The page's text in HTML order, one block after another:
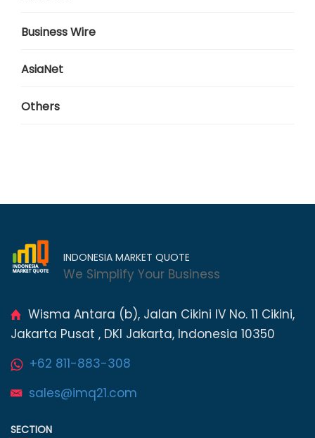
Business Wire
AsiaNet
Others
INDONESIA MARKET QUOTE
We Simplify Your Business
Wisma Antara (b), Jalan Cikini IV No. 11 Cikini,
Jakarta Pusat , DKI Jakarta, Indonesia 10350
+62 811-883-308
sales@imq21.com
SECTION